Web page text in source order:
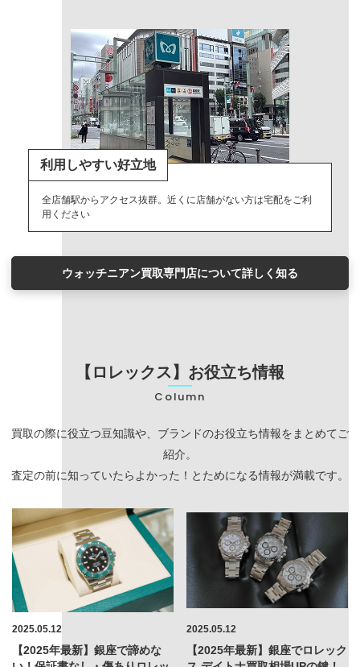
利用しやすい好立地
全店舗駅からアクセス抜群。近くに店舗がない方は宅配をご利
用ください
ウォッチニアン買取専門店について詳しく知る
【ロレックス】お役立ち情報
Column
買取の際に役立つ豆知識や、ブランドのお役立ち情報をまとめてご
紹介。
査定の前に知っていたらよかった！とためになる情報が満載です。
2025.05.12
【2025年最新】銀座で諦めな
2025.05.12
【2025年最新】銀座でロレック